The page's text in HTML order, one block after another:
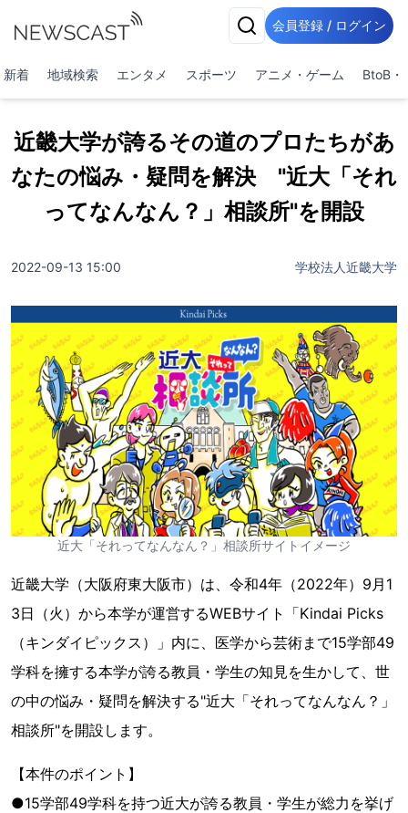
会員登録 / ログイン
新着 地域検索 エンタメ スポーツ アニメ・ゲーム BtoB・
近畿大学が誇るその道のプロたちがあ
なたの悩み・疑問を解決 "近大「それ
ってなんなん？」相談所"を開設
2022-09-13 15:00 学校法人近畿大学
近大「それってなんなん？」相談所サイトイメージ
近畿大学（大阪府東大阪市）は、令和4年（2022年）9月1
3日（火）から本学が運営するWEBサイト「Kindai Picks
（キンダイピックス）」内に、医学から芸術まで15学部49
学科を擁する本学が誇る教員・学生の知見を生かして、世
の中の悩み・疑問を解決する"近大「それってなんなん？」
相談所"を開設します。
【本件のポイント】
●15学部49学科を持つ近大が誇る教員・学生が総力を挙げ